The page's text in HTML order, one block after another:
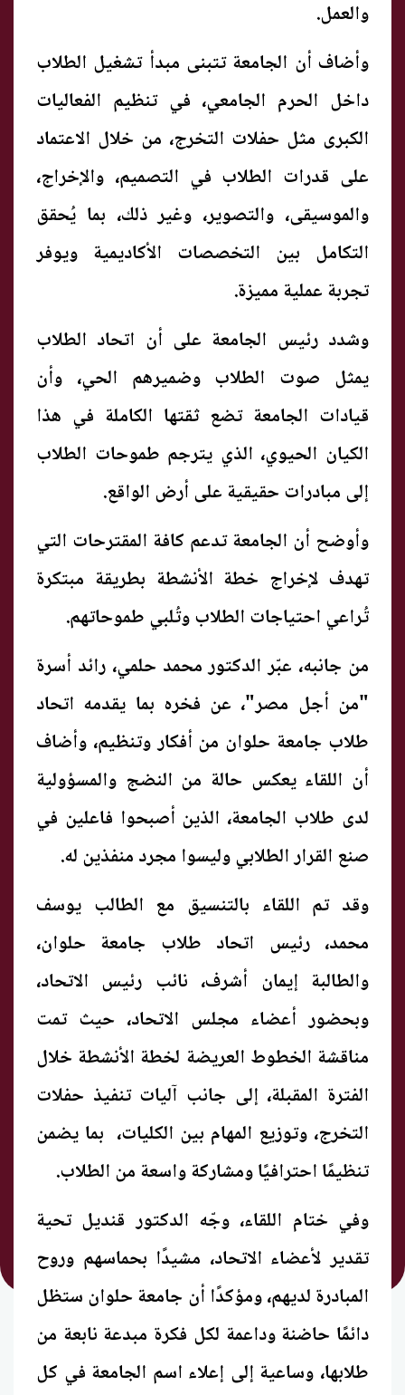
والعمل.
وأضاف أن الجامعة تتبنى مبدأ تشغيل الطلاب
داخل الحرم الجامعي، في تنظيم الفعاليات
الكبرى مثل حفلات التخرج، من خلال الاعتماد
على قدرات الطلاب في التصميم، والإخراج،
والموسيقى، والتصوير، وغير ذلك، بما يُحقق
التكامل بين التخصصات الأكاديمية ويوفر
تجربة عملية مميزة.
وشدد رئيس الجامعة على أن اتحاد الطلاب
يمثل صوت الطلاب وضميرهم الحي، وأن
قيادات الجامعة تضع ثقتها الكاملة في هذا
الكيان الحيوي، الذي يترجم طموحات الطلاب
إلى مبادرات حقيقية على أرض الواقع.
وأوضح أن الجامعة تدعم كافة المقترحات التي
تهدف لإخراج خطة الأنشطة بطريقة مبتكرة
تُراعي احتياجات الطلاب وتُلبي طموحاتهم.
من جانبه، عبّر الدكتور محمد حلمي، رائد أسرة
"من أجل مصر"، عن فخره بما يقدمه اتحاد
طلاب جامعة حلوان من أفكار وتنظيم، وأضاف
أن اللقاء يعكس حالة من النضج والمسؤولية
لدى طلاب الجامعة، الذين أصبحوا فاعلين في
صنع القرار الطلابي وليسوا مجرد منفذين له.
وقد تم اللقاء بالتنسيق مع الطالب يوسف
محمد، رئيس اتحاد طلاب جامعة حلوان،
والطالبة إيمان أشرف، نائب رئيس الاتحاد،
وبحضور أعضاء مجلس الاتحاد، حيث تمت
مناقشة الخطوط العريضة لخطة الأنشطة خلال
الفترة المقبلة، إلى جانب آليات تنفيذ حفلات
التخرج، وتوزيع المهام بين الكليات، بما يضمن
تنظيمًا احترافيًا ومشاركة واسعة من الطلاب.
وفي ختام اللقاء، وجّه الدكتور قنديل تحية
تقدير لأعضاء الاتحاد، مشيدًا بحماسهم وروح
المبادرة لديهم، ومؤكدًا أن جامعة حلوان ستظل
دائمًا حاضنة وداعمة لكل فكرة مبدعة نابعة من
طلابها، وساعية إلى إعلاء اسم الجامعة في كل